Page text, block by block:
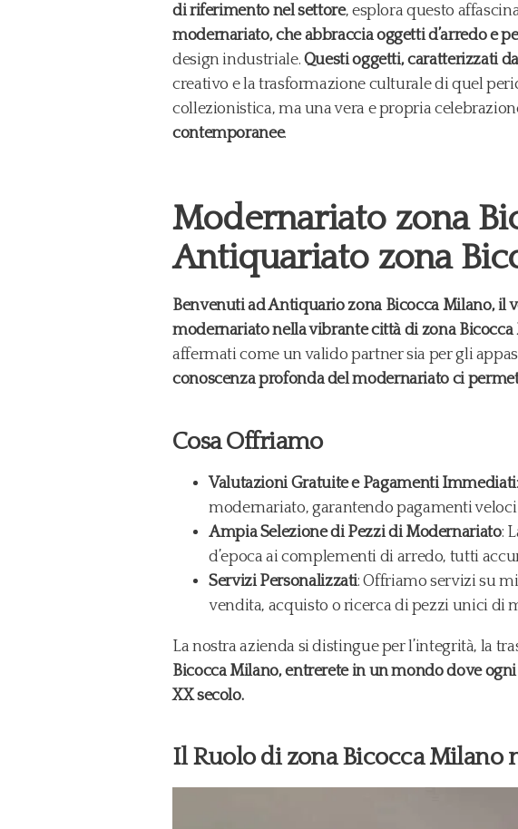
di riferimento nel settore, esplora questo
modernariato, che abbraccia oggetti d’arredo e
design industriale. Questi oggetti, caratterizzati
creativo e la trasformazione culturale di quel
collezionistica, ma una vera e propria
contemporanee.
Modernariato zona
Antiquariato zona
Benvenuti ad Antiquario zona Bicocca Milano,
modernariato nella vibrante città di zona Bicocca
affermati come un valido partner sia per gli
conoscenza profonda del modernariato ci
Cosa Offriamo
Valutazioni Gratuite e Pagamenti Immediati
modernariato, garantendo pagamenti
Ampia Selezione di Pezzi di Modernariato:
d’epoca ai complementi di arredo, tutti
Servizi Personalizzati: Offriamo servizi su
vendita, acquisto o ricerca di pezzi unici di
La nostra azienda si distingue per l’integrità, la
Bicocca Milano, entrerete in un mondo dove
XX secolo.
Il Ruolo di zona Bicocca Milano